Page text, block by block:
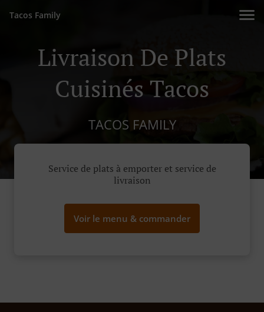
Tacos Family
Livraison De Plats
Cuisinés Tacos
TACOS FAMILY
Service de plats à emporter et service de
livraison
Voir le menu & commander